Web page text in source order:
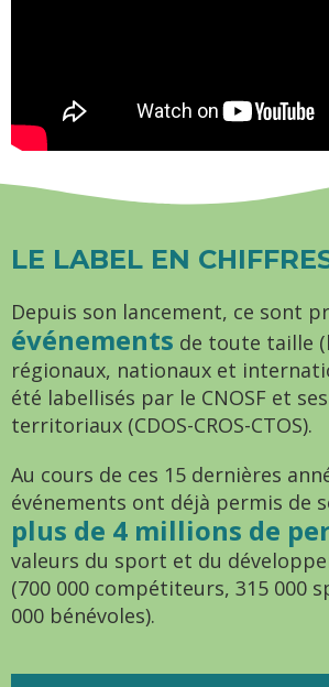
LE LABEL EN
Depuis son lancement, ce sont
événements de toute taille
régionaux, nationaux et
été labellisés par le CNOSF et
territoriaux (CDOS-CROS-CTOS).
Au cours de ces 15 dernières
événements ont déjà permis de
plus de 4 millions de
valeurs du sport et du
(700 000 compétiteurs, 315 000
000 bénévoles).